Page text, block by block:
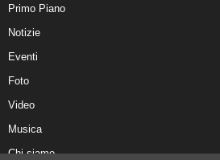
Primo Piano
Notizie
Eventi
Foto
Video
Musica
Chi siamo